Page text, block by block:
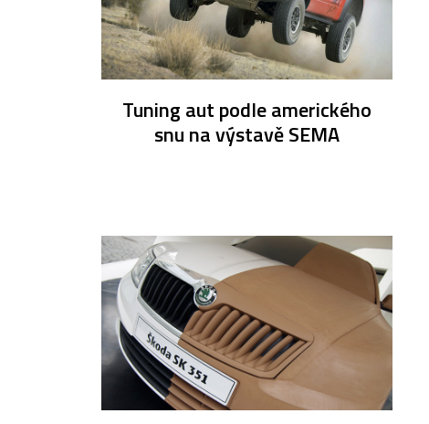
Tuning aut podle amerického
snu na výstavě SEMA